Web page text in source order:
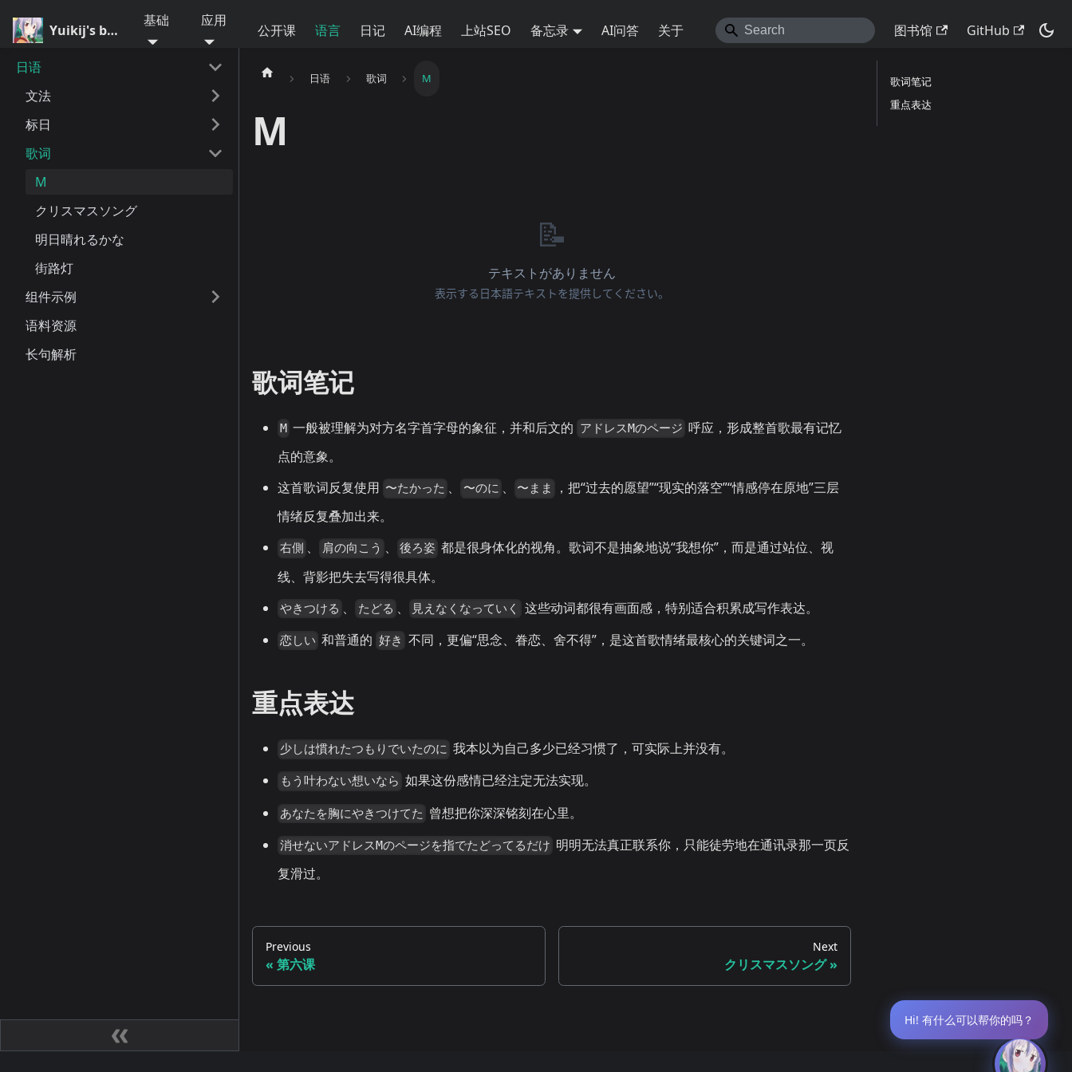
Yuikij's blog
基础 应用
公开课 语言 日记 AI编程 上站SEO 备忘录 AI问答 关于 图书馆 GitHub
日语
文法
标日
歌词
M
クリスマスソング
明日晴れるかな
街路灯
组件示例
语料资源
长句解析
日语 歌词 M
M
📝
テキストがありません
表示する日本語テキストを提供してください。
歌词笔记
M 一般被理解为对方名字首字母的象征，并和后文的 アドレスMのページ 呼应，形成整首歌最有记忆
点的意象。
这首歌词反复使用 〜たかった 、 〜のに 、 〜まま
，把“过去的愿望”“现实的落空”“情感停在原地”三层
情绪反复叠加出来。
右側 、 肩の向こう 、 後ろ姿 都是很身体化的视角。歌词不是抽象地说“我想你”，而是通过站位、视
线、背影把失去写得很具体。
やきつける 、 たどる 、 見えなくなっていく 这些动词都很有画面感，特别适合积累成写作表达。
恋しい 和普通的 好き 不同，更偏“思念、眷恋、舍不得”，是这首歌情绪最核心的关键词之一。
重点表达
少しは慣れたつもりでいたのに 我本以为自己多少已经习惯了，可实际上并没有。
もう叶わない想いなら 如果这份感情已经注定无法实现。
あなたを胸にやきつけてた 曾想把你深深铭刻在心里。
消せないアドレスMのページを指でたどってるだけ 明明无法真正联系你，只能徒劳地在通讯录那一页反
复滑过。
Previous
第六课
Next
クリスマスソング
歌词笔记
重点表达
Hi! 有什么可以帮你的吗？